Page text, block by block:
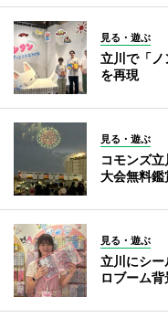
見る・遊ぶ
立川で「
を再現
見る・遊ぶ
コモンズ
大会無料鑑
見る・遊ぶ
立川にシ
ロブーム